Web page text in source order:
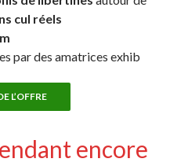
cul réels
par des amatrices exhib
L’OFFRE
encore